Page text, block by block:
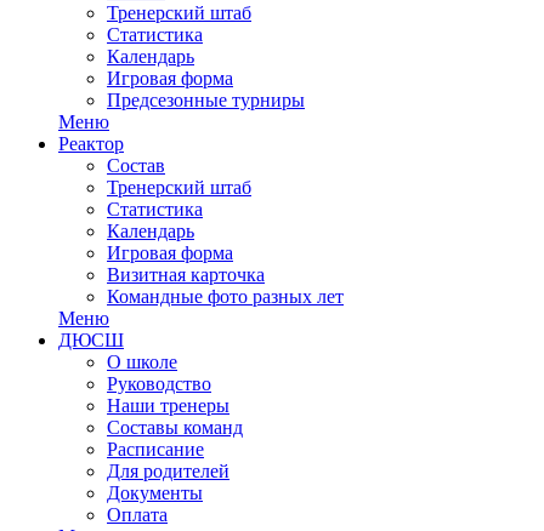
Тренерский штаб
Статистика
Календарь
Игровая форма
Предсезонные турниры
Меню
Реактор
Состав
Тренерский штаб
Статистика
Календарь
Игровая форма
Визитная карточка
Командные фото разных лет
Меню
ДЮСШ
О школе
Руководство
Наши тренеры
Составы команд
Расписание
Для родителей
Документы
Оплата